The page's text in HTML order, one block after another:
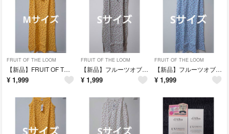
FRUIT OF THE LOOM
【新品】FRUIT OF THE LOOM キャミワンピース Mサイズ イエロー
¥ 1,999
FRUIT OF THE LOOM
【新品】フルーツオブザルーム キャミワンピース グレー Sサイズ 綿100%
¥ 1,999
FRUIT OF THE LOOM
【新品】フルーツオブザルーム キャミワンピース 綿100% ブルー Sサイズ
¥ 1,999